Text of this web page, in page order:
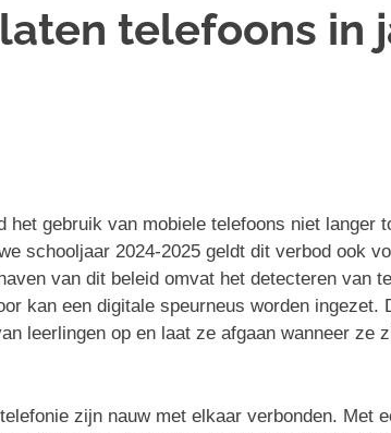
telefoons in
het gebruik van mobiele telefoons niet langer
schooljaar 2024-2025 geldt dit verbod ook
van dit beleid omvat het detecteren van
kan een digitale speurneus worden ingezet.
leerlingen op en laat ze afgaan wanneer ze
zijn nauw met elkaar verbonden. Met